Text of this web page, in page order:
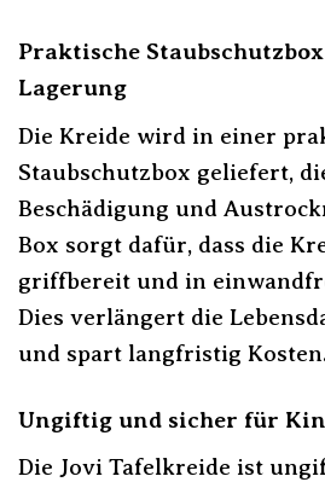
Praktische
Lagerung
Die Kreide wird in einer
Staubschutzbox geliefert,
Beschädigung und
Box sorgt dafür, dass die
griffbereit und in
Dies verlängert die
und spart langfristig
Ungiftig und sicher für
Die Jovi Tafelkreide ist